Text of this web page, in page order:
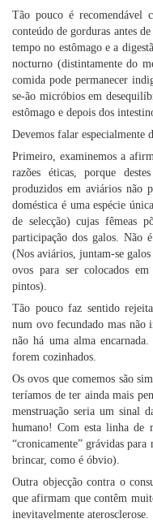
Tão pouco é recomendável
conteúdo de gorduras antes
tempo no estômago e a
nocturno (distintamente do
comida pode permanecer
se-ão micróbios em
estômago e depois dos
Devemos falar especialmente
Primeiro, examinemos a
razões éticas, porque
produzidos em aviários não
doméstica é uma espécie
de selecção) cujas fêmeas
participação dos galos. Não
(Nos aviários, juntam-se
ovos para ser colocados
pintos).
Tão pouco faz sentido
num ovo fecundado mas não
não há uma alma
forem cozinhados.
Os ovos que comemos são
teríamos de ter ainda mais
menstruação seria um sinal
humano! Com esta linha de
“cronicamente” grávidas
brincar, como é óbvio).
Outra objecção contra o
que afirmam que contêm
inevitavelmente aterosclerose.